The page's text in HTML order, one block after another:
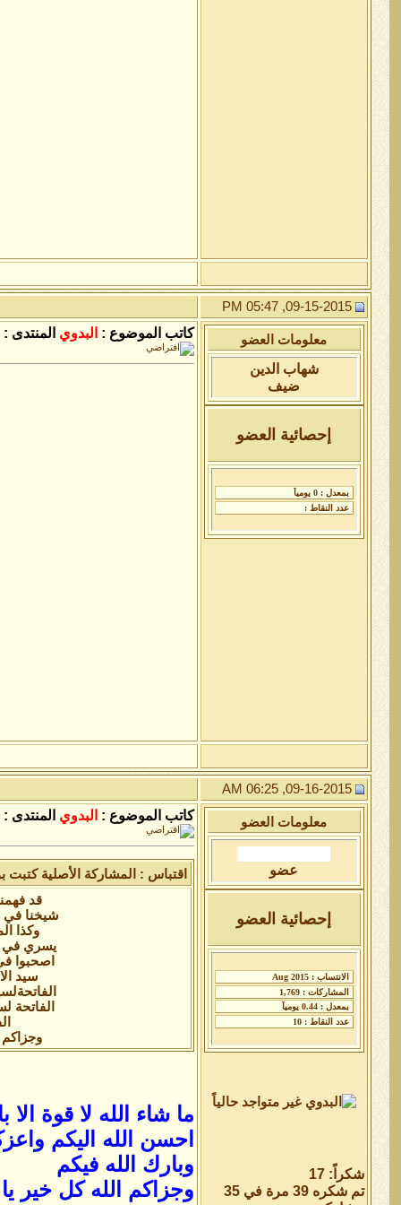
09-15-2015, 05:47 PM
معلومات العضو
شهاب الدين
ضيف
إحصائية العضو
كاتب الموضوع : البدوي المنتدى :
09-16-2015, 06:25 AM
معلومات العضو
عضو
إحصائية العضو
شكراً: 17
تم شكره 39 مرة في 35
كاتب الموضوع : البدوي المنتدى :
اقتباس : المشاركة الأصلية
قد
شيخنا في
وكذا
يسري في
اصحبوا
سيد
وجزاكم
ما شاء الله لا قوة الا
احسن الله اليكم
وبارك الله فيكم
وجزاكم الله كل خير